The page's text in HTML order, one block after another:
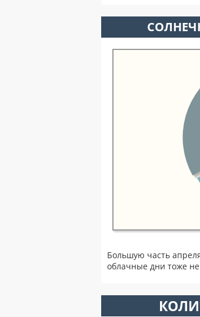
Большую часть
облачные дни тоже не